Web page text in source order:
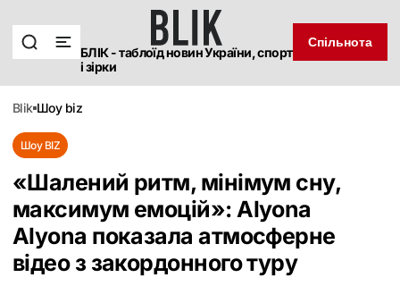
БЛІК - таблоїд новин України, спорт
і зірки
Спільнота
blik шоу biz
Шоу BIZ
«Шалений ритм, мінімум сну,
максимум емоцій»: Alyona
Alyona показала атмосферне
відео з закордонного туру